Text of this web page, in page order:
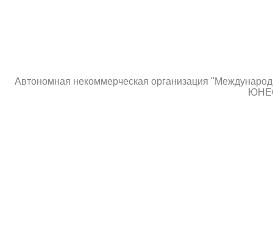
Автономная некоммерческая организация